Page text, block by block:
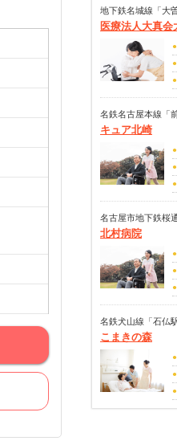
地下鉄名城線「大
医療法人大真会
●
●
●
(
(
名鉄名古屋本線「
キュア北崎
●
●
●
名古屋市地下鉄桜
3分
北村病院
●
●
●
名鉄犬山線「石仏
こまきの森
●
●
●